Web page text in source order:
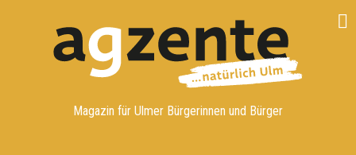
Magazin für Ulmer Bürgerinnen und Bürger